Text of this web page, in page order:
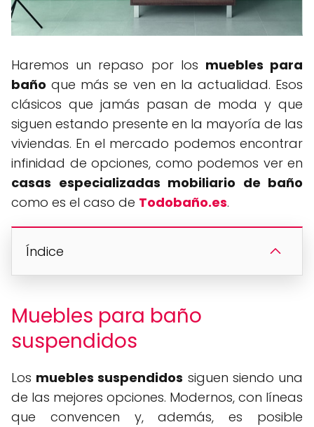
Haremos un repaso por los muebles para
baño que más se ven en la actualidad. Esos
clásicos que jamás pasan de moda y que
siguen estando presente en la mayoría de las
viviendas. En el mercado podemos encontrar
infinidad de opciones, como podemos ver en
casas especializadas mobiliario de baño
como es el caso de Todobaño.es.
Índice
Muebles para baño
suspendidos
Los muebles suspendidos siguen siendo una
de las mejores opciones. Modernos, con líneas
que convencen y, además, es posible